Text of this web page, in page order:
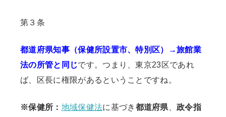
第３条
都道府県知事（保健所設置市、特別区）→旅館業
法の所管と同じです。つまり、東京23区であれ
ば、区長に権限があるということですね。
※保健所： 地域保健法に基づき 都道府県 、政令指